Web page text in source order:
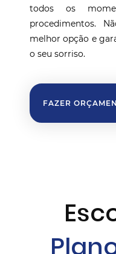
todos os
procedimentos.
melhor opção e
o seu sorriso.
FAZER